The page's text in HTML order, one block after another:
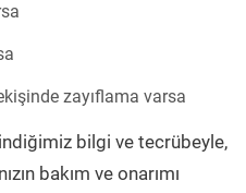
zayıflama varsa
bilgi ve tecrübeyle,
bakım ve onarımı